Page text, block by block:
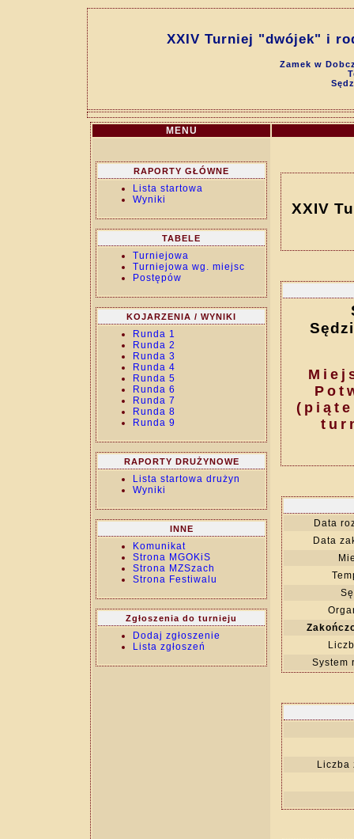
XXIV Turniej "dwójek" i
Zamek w
MENU
RAPORTY GŁÓWNE
Lista startowa
Wyniki
TABELE
Turniejowa
Turniejowa wg. miejsc
Postępów
KOJARZENIA / WYNIKI
Runda 1
Runda 2
Runda 3
Runda 4
Runda 5
Runda 6
Runda 7
Runda 8
Runda 9
RAPORTY DRUŻYNOWE
Lista startowa drużyn
Wyniki
INNE
Komunikat
Strona MGOKiS
Strona MZSzach
Strona Festiwalu
Zgłoszenia do turnieju
Dodaj zgłoszenie
Lista zgłoszeń
XXIV
Data
Data
System
Liczba